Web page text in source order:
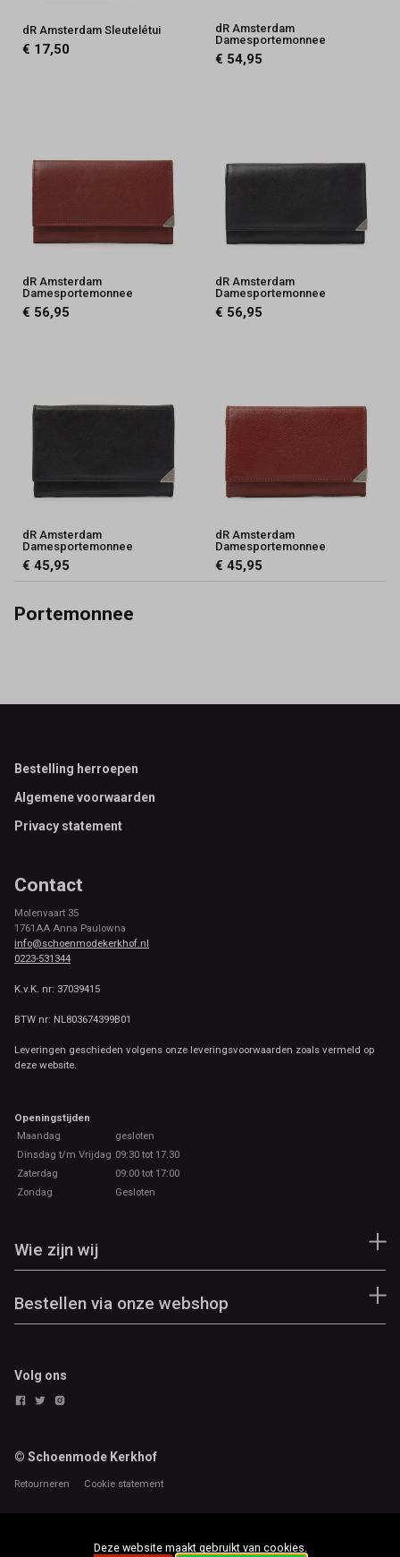
dR Amsterdam Sleutelétui
€ 17,50
dR Amsterdam
Damesportemonnee
€ 54,95
dR Amsterdam
Damesportemonnee
€ 56,95
dR Amsterdam
Damesportemonnee
€ 56,95
dR Amsterdam
Damesportemonnee
€ 45,95
dR Amsterdam
Damesportemonnee
€ 45,95
Portemonnee
Footer
Bestelling herroepen
Algemene voorwaarden
Privacy statement
Contact
Molenvaart 35
1761AA Anna Paulowna
info@schoenmodekerkhof.nl
0223-531344
K.v.K. nr: 37039415
BTW nr: NL803674399B01
Leveringen geschieden volgens onze leveringsvoorwaarden zoals vermeld op
deze website.
Openingstijden
Maandag
gesloten
Dinsdag t/m Vrijdag 09:30 tot 17.30
Zaterdag
09:00 tot 17:00
Zondag
Gesloten
Wie zijn wij
Bestellen via onze webshop
Volg ons
© Schoenmode Kerkhof
Retourneren Cookie statement
Deze website maakt gebruikt van cookies.